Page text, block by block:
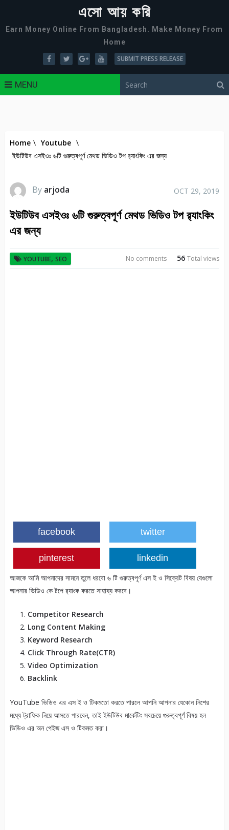
এসো আয় করি
Earn Money Online From Bangladesh. Make Money From
Home
SUBMIT PRESS RELEASE
MENU
Home \ Youtube \
ইউটিউব এসইওঃ ৬টি গুরুত্বপূর্ণ মেথড ভিডিও টপ র‍্যাংকিং এর জন্য
By arjoda OCT 29, 2019
ইউটিউব এসইওঃ ৬টি গুরুত্বপূর্ণ মেথড ভিডিও টপ র‍্যাংকিং
এর জন্য
YOUTUBE, SEO 56Total views
No comments
facebook twitter
pinterest linkedin
আজকে আমি আপনাদের সামনে তুলে ধরবো ৬ টি গুরুত্বপূর্ণ এস ই ও সিক্রেট বিষয় যেগুলো
আপনার ভিডিও কে টপে র‍্যাংক করতে সাহায্য করবে।
Competitor Research
Long Content Making
Keyword Research
Click Through Rate(CTR)
Video Optimization
Backlink
YouTube ভিডিও এর এস ই ও টিকমতো করতে পারলে আপনি আপনার যেকোন নিশের
মধ্যে ট্রাফিক নিয়ে আসতে পারবেন, তাই ইউটিউব মার্কেটিং সবচেয়ে গুরুত্বপূর্ণ বিষয় হল
ভিডিও এর অন পেইজ এস ও টিকমত করা।